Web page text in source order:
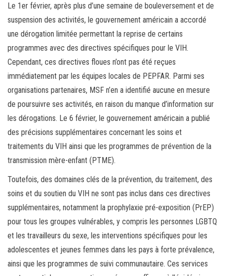
Le 1er février, après plus d’une semaine de bouleversement et de
suspension des activités, le gouvernement américain a accordé
une dérogation limitée permettant la reprise de certains
programmes avec des directives spécifiques pour le VIH.
Cependant, ces directives floues n’ont pas été reçues
immédiatement par les équipes locales de PEPFAR. Parmi ses
organisations partenaires, MSF n’en a identifié aucune en mesure
de poursuivre ses activités, en raison du manque d’information sur
les dérogations. Le 6 février, le gouvernement américain a publié
des précisions supplémentaires concernant les soins et
traitements du VIH ainsi que les programmes de prévention de la
transmission mère-enfant (PTME).
Toutefois, des domaines clés de la prévention, du traitement, des
soins et du soutien du VIH ne sont pas inclus dans ces directives
supplémentaires, notamment la prophylaxie pré-exposition (PrEP)
pour tous les groupes vulnérables, y compris les personnes LGBTQ
et les travailleurs du sexe, les interventions spécifiques pour les
adolescentes et jeunes femmes dans les pays à forte prévalence,
ainsi que les programmes de suivi communautaire. Ces services